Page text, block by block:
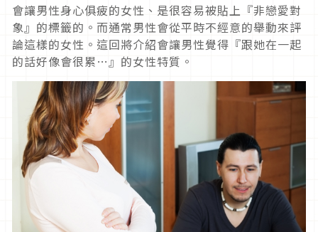
會讓男性身心俱疲的女性、是很容易被貼上『非戀愛對
象』的標籤的。而通常男性會從平時不經意的舉動來評
論這樣的女性。這回將介紹會讓男性覺得『跟她在一起
的話好像會很累…』的女性特質。